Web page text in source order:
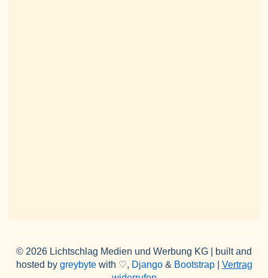
© 2026 Lichtschlag Medien und Werbung KG | built and
hosted by greybytewith ♡, Django& Bootstrap| Vertrag